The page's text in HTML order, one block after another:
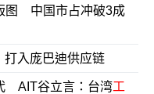
图 中国市占冲破3成
入庞巴迪供应链
AIT谷立言：台湾工